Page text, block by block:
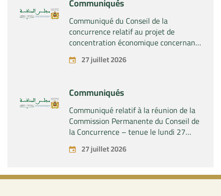
Communiqué du Conseil de la
concurrence relatif au projet de
concentration économique concernant
la prise par la société « Fives SAS » du
contrôle exclusif de la société « Aries
27 juillet 2026
Communiqués
Communiqué relatif à la réunion de la
Commission Permanente du Conseil de
la Concurrence – tenue le lundi 27
juillet 2026
27 juillet 2026